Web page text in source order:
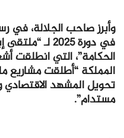
وأبرز صاحب الجلالة، في
في دورة 2025
الحكامة”، التي انطلقت
المملكة “أطلقت
تحويل المشهد الاقتصادي
مستدام”.